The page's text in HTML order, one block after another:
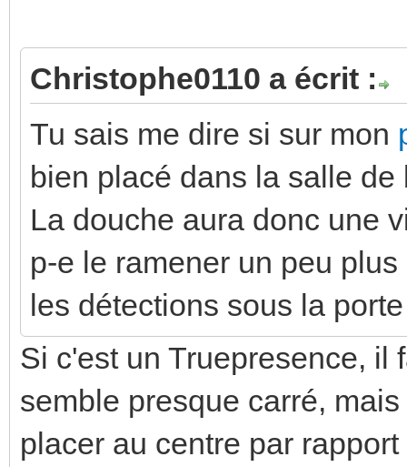
Christophe0110 a écrit :
Tu sais me dire si sur mon
bien placé dans la salle de
La douche aura donc une
p-e le ramener un peu
les détections sous la
Si c'est un Truepresence, il
semble presque carré,
placer au centre par